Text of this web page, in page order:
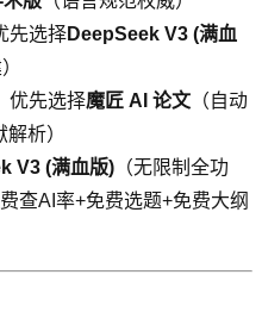
先选择DeepSeek V3 (满血
优先选择魔匠 AI 论文 （自动
解析）
V3 (满血版) （无限制全功
费查AI率+免费选题+免费大纲